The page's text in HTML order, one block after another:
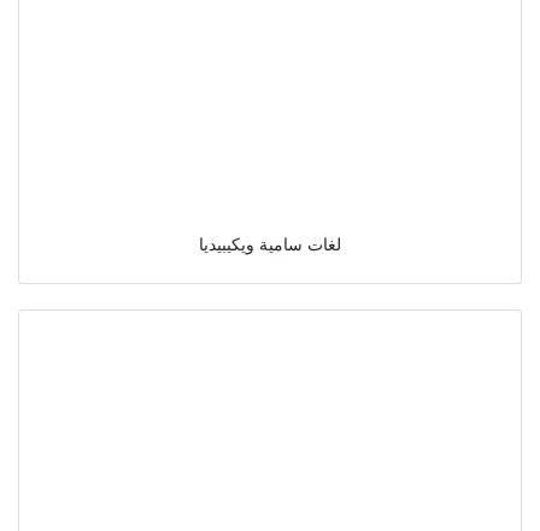
لغات سامية ويكيبيديا